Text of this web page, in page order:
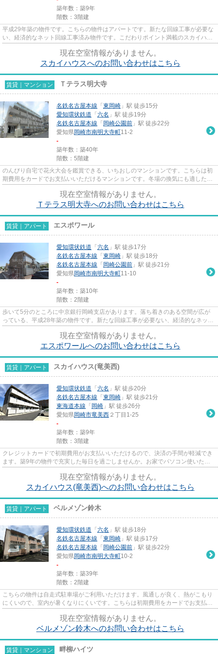
築年数：築9年
階数：3階建
平成29年築の物件です。こちらの物件はアパートです。新たな回線工事が必要な
い、経済的なネット回線工事済み物件です。こだわりポイント満載のスカイハウ
現在空室情報がありません。
スカイハウスへのお問い合わせはこちら
賃貸｜マンション Ｔテラス明大寺
名鉄名古屋本線 「 東岡崎 」駅 徒歩15分
愛知環状鉄道 「 六名 」駅 徒歩19分
名鉄名古屋本線 「 岡崎公園前 」駅 徒歩22分
愛知県岡崎市南明大寺町11-2
-
築年数：築40年
階数：5階建
のんびり自宅で花火大会を鑑賞できる、いちおしのマンションです。こちらは初
期費用をカードでお支払いいただけるマンションです。冬場の換気にも適した、
現在空室情報がありません。
Ｔテラス明大寺へのお問い合わせはこちら
賃貸｜アパート エスポワール
愛知環状鉄道 「 六名 」駅 徒歩17分
名鉄名古屋本線 「 東岡崎 」駅 徒歩18分
名鉄名古屋本線 「 岡崎公園前 」駅 徒歩21分
愛知県岡崎市南明大寺町11-10
-
築年数：築10年
階数：2階建
歩いて5分のところに中京銀行岡崎支店があります。落ち着きのある空間が広が
っている、平成28年築の物件です。新たな回線工事が必要ない、経済的なネット
現在空室情報がありません。
エスポワールへのお問い合わせはこちら
賃貸｜アパート スカイハウス(竜美西)
愛知環状鉄道 「 六名 」駅 徒歩20分
名鉄名古屋本線 「 東岡崎 」駅 徒歩21分
東海道本線 「 岡崎 」駅 徒歩26分
愛知県岡崎市竜美西 ２丁目1-25
-
築年数：築9年
階数：3階建
クレジットカードで初期費用がお支払いいただけるので、決済の手間が軽減でき
ます。築9年の物件で充実した毎日を過ごしませんか。お家でパソコン使いたい
現在空室情報がありません。
スカイハウス(竜美西)へのお問い合わせはこちら
賃貸｜アパート ベルメゾン鈴木
愛知環状鉄道 「 六名 」駅 徒歩18分
名鉄名古屋本線 「 東岡崎 」駅 徒歩17分
名鉄名古屋本線 「 岡崎公園前 」駅 徒歩22分
愛知県岡崎市南明大寺町10-2
-
築年数：築39年
階数：2階建
こちらの物件は自走式駐車場がご利用いただけます。風通しが良く、熱がこもり
にくいので、室内が暑くなりにくいです。こちらは初期費用をカードでお支払い
現在空室情報がありません。
ベルメゾン鈴木へのお問い合わせはこちら
賃貸｜マンション 畔柳ハイツ